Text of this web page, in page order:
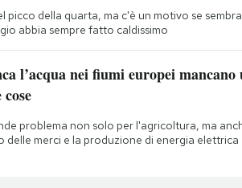
picco della quarta, ma c'è un motivo se
abbia sempre fatto caldissimo
l’acqua nei fiumi europei mancano
problema non solo per l'agricoltura, ma
delle merci e la produzione di energia elettrica